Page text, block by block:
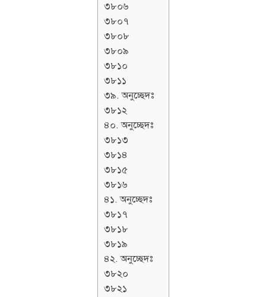
৩৮০৬
৩৮০৭
৩৮০৮
৩৮০৯
৩৮১০
৩৮১১
৩৯. অনুচ্ছেদঃ
৩৮১২
৪০. অনুচ্ছেদঃ
৩৮১৩
৩৮১৪
৩৮১৫
৩৮১৬
৪১. অনুচ্ছেদঃ
৩৮১৭
৩৮১৮
৩৮১৯
৪২. অনুচ্ছেদঃ
৩৮২০
৩৮২১